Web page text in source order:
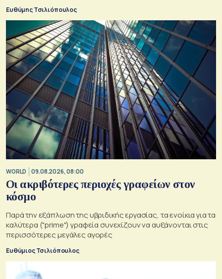
Ευθύμης Τσιλιόπουλος
WORLD 09.08.2026, 08:00
Οι ακριβότερες περιοχές γραφείων στον
κόσμο
Παρά την εξάπλωση της υβριδικής εργασίας, τα ενοίκια για τα
καλύτερα ("prime") γραφεία συνεχίζουν να αυξάνονται στις
περισσότερες μεγάλες αγορές
Ευθύμιος Τσιλιόπουλος